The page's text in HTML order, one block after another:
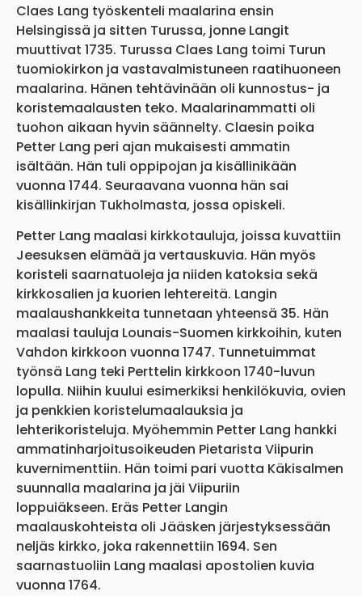
Claes Lang työskenteli maalarina ensin
Helsingissä ja sitten Turussa, jonne Langit
muuttivat 1735. Turussa Claes Lang toimi Turun
tuomiokirkon ja vastavalmistuneen raatihuoneen
maalarina. Hänen tehtävinään oli kunnostus- ja
koristemaalausten teko. Maalarinammatti oli
tuohon aikaan hyvin säännelty. Claesin poika
Petter Lang peri ajan mukaisesti ammatin
isältään. Hän tuli oppipojan ja kisällinikään
vuonna 1744. Seuraavana vuonna hän sai
kisällinkirjan Tukholmasta, jossa opiskeli.
Petter Lang maalasi kirkkotauluja, joissa kuvattiin
Jeesuksen elämää ja vertauskuvia. Hän myös
koristeli saarnatuoleja ja niiden katoksia sekä
kirkkosalien ja kuorien lehtereitä. Langin
maalaushankkeita tunnetaan yhteensä 35. Hän
maalasi tauluja Lounais-Suomen kirkkoihin, kuten
Vahdon kirkkoon vuonna 1747. Tunnetuimmat
työnsä Lang teki Perttelin kirkkoon 1740-luvun
lopulla. Niihin kuului esimerkiksi henkilökuvia, ovien
ja penkkien koristelumaalauksia ja
lehterikoristeluja. Myöhemmin Petter Lang hankki
ammatinharjoitusoikeuden Pietarista Viipurin
kuvernimenttiin. Hän toimi pari vuotta Käkisalmen
suunnalla maalarina ja jäi Viipuriin
loppuiäkseen. Eräs Petter Langin
maalauskohteista oli Jääsken järjestyksessään
neljäs kirkko, joka rakennettiin 1694. Sen
saarnastuoliin Lang maalasi apostolien kuvia
vuonna 1764.